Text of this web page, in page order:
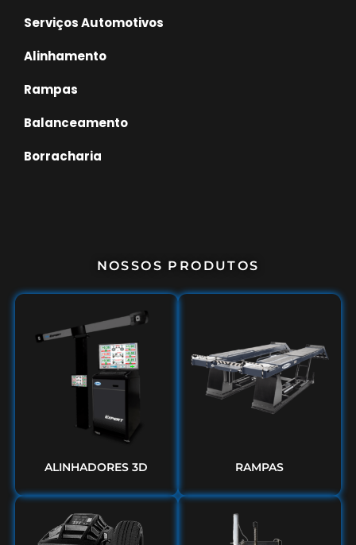
Serviços Automotivos
Alinhamento
Rampas
Balanceamento
Borracharia
NOSSOS PRODUTOS
ALINHADORES 3D RAMPAS